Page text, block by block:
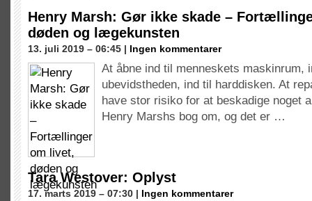
Henry Marsh: Gør ikke skade –
døden og lægekunsten
13. juli 2019 – 06:45 | Ingen kommentarer
At åbne ind til menneskets maskinrum,
ubevidstheden, ind til harddisken. At
have stor risiko for at beskadige noget
Henry Marshs bog om, og det er …
Tara Westover: Oplyst
17. marts 2019 – 07:30 | Ingen kommentarer